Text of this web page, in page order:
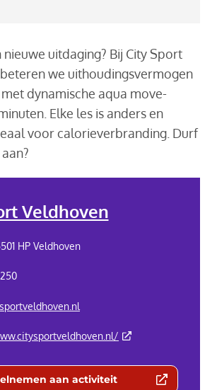
uitdaging? Bij City Sport
we uithoudingsvermogen
dynamische aqua move-
Elke les is anders en
voor calorieverbranding. Durf
Veldhoven
HP Veldhoven
(Deze link gaat naar
aan activiteit
(Deze link gaat naar een externe